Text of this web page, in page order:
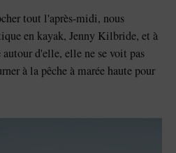
tout l'après-midi, nous
en kayak, Jenny Kilbride, et à
d'elle, elle ne se voit pas
à la pêche à marée haute pour